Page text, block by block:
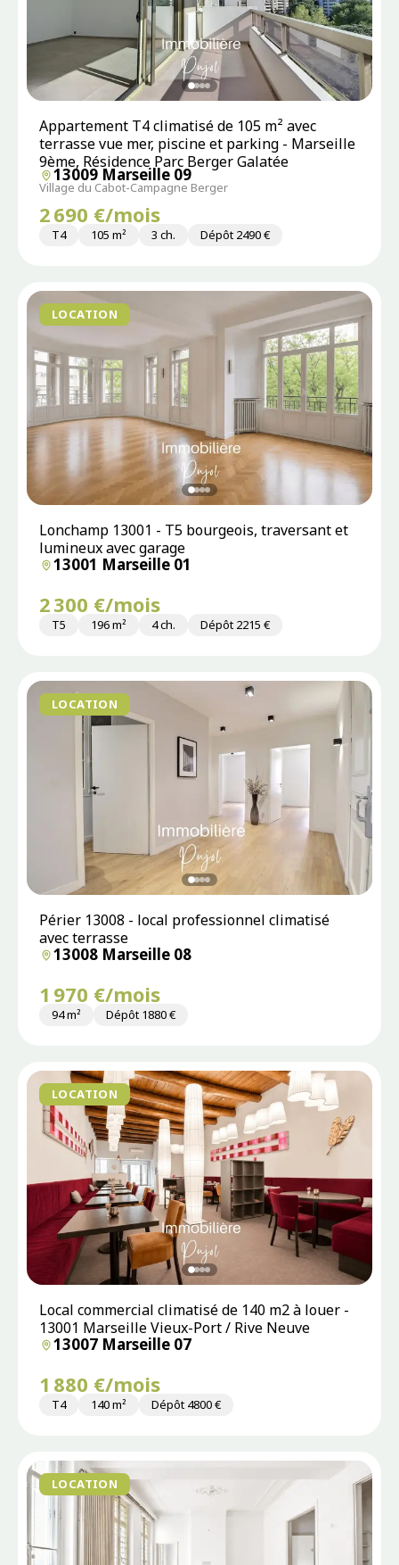
Appartement T4 climatisé de 105 m² avec
terrasse vue mer, piscine et parking - Marseille
9ème, Résidence Parc Berger Galatée
13009 Marseille 09
Village du Cabot-Campagne Berger
2 690 €/mois
T4 105 m² 3 ch. Dépôt 2490 €
LOCATION
Lonchamp 13001 - T5 bourgeois, traversant et
lumineux avec garage
13001 Marseille 01
2 300 €/mois
T5 196 m² 4 ch. Dépôt 2215 €
LOCATION
Périer 13008 - local professionnel climatisé
avec terrasse
13008 Marseille 08
1 970 €/mois
94 m² Dépôt 1880 €
LOCATION
Local commercial climatisé de 140 m2 à louer -
13001 Marseille Vieux-Port / Rive Neuve
13007 Marseille 07
1 880 €/mois
T4 140 m² Dépôt 4800 €
LOCATION